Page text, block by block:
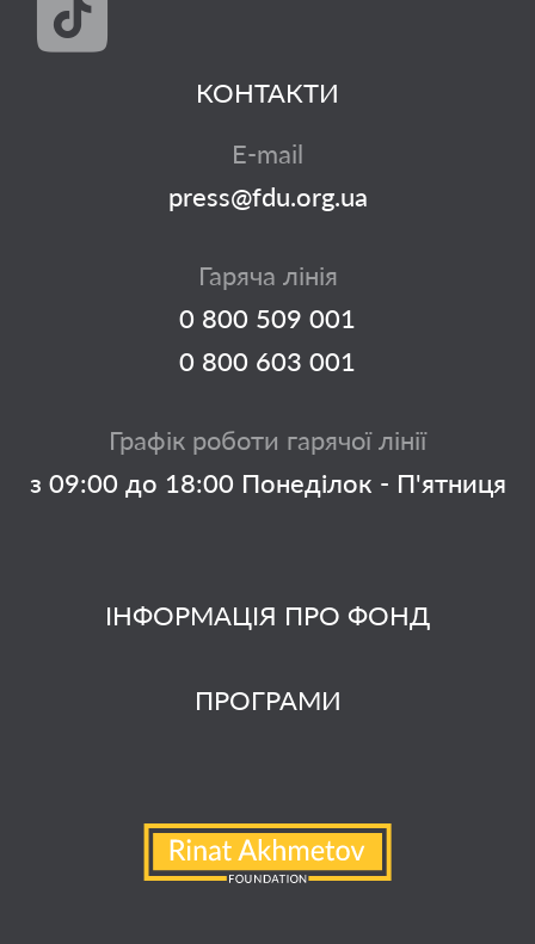
ІНФОРМАЦІЯ ПРО ФОНД
ПРОГРАМИ
КОНТАКТИ
E-mail
press@fdu.org.ua
Гаряча лінія
0 800 509 001
0 800 603 001
Графік роботи гарячої лінії
з 09:00 до 18:00 Понеділок - П'ятниця